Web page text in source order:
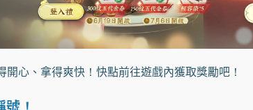
心、拿得爽快！快點前往遊戲內獲取獎勵吧！